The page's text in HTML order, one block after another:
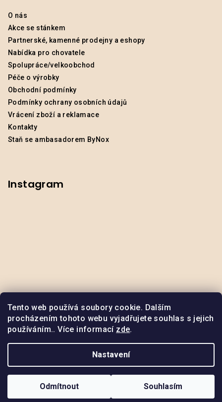
Tento web používá soubory cookie. Dalším
procházením tohoto webu vyjadřujete souhlas s jejich
používáním.. Více informací zde.
Nastavení
Odmítnout Souhlasím
O nás
Akce se stánkem
Partnerské, kamenné prodejny a eshopy
Nabídka pro chovatele
Spolupráce/velkoobchod
Péče o výrobky
Obchodní podmínky
Podmínky ochrany osobních údajů
Vrácení zboží a reklamace
Kontakty
Staň se ambasadorem ByNox
Instagram
nastavení cookies
Vytvořil Shoptet